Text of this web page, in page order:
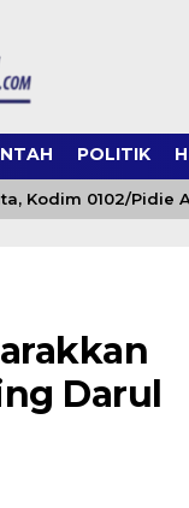
POLITIK
Kodim 0102/Pidie
Darul